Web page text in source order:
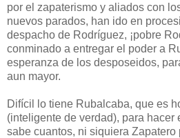
por el zapaterismo y aliados con
nuevos parados, han ido en
despacho de Rodríguez, ¡pobre
conminado a entregar el poder a
esperanza de los desposeidos,
aun mayor.
Difícil lo tiene Rubalcaba, que es
(inteligente de verdad), para hacer
sabe cuantos, ni siquiera